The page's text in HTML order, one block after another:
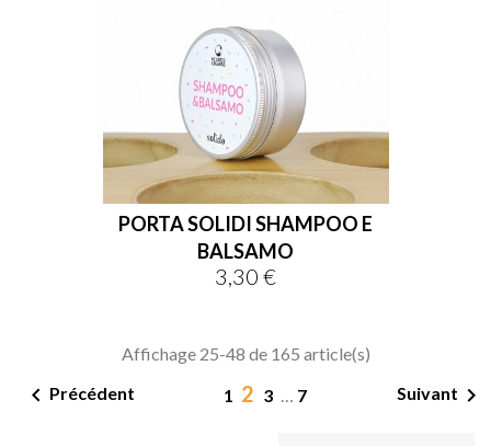
PORTA SOLIDI SHAMPOO E
BALSAMO
Prix
3,30 €
Affichage 25-48 de 165 article(s)
 Précédent 1 2 3 7 Suivant 